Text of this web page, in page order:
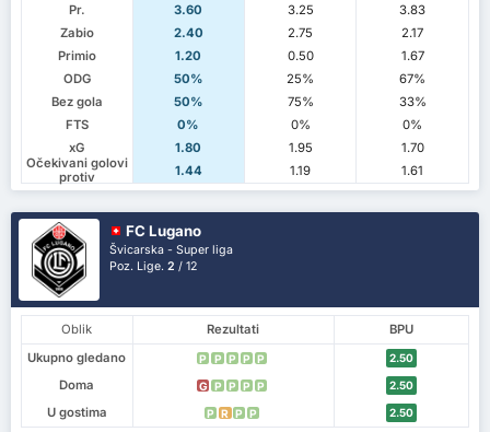
Pr.
3.60 3.25
3.83
Zabio
2.40 2.75
2.17
Primio
1.20 0.50
1.67
ODG
50% 25%
67%
Bez gola
50% 75%
33%
FTS
0% 0%
0%
xG
1.80 1.95
1.70
Očekivani golovi
protiv
1.44 1.19 1.61
FC Lugano
Švicarska - Super liga
Poz. Lige.2 / 12
Oblik Rezultati
BPU
Ukupno gledano
P P P P P 2.50
Doma G P P P P 2.50
U gostima P R P P 2.50